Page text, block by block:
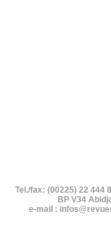
Tel./fax: (00225) 22 444
BP V34
e-mail :